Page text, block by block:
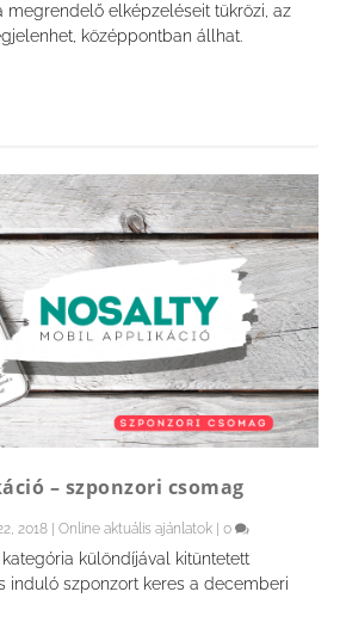
megrendelő elképzeléseit tükrözi, az
középpontban állhat.
– szponzori csomag
2018 |Online aktuális ajánlatok |0
különdíjával kitüntetett
induló szponzort keres a decemberi